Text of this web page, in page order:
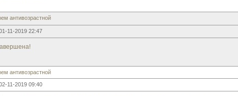
антивозрастной
11-2019 22:47
антивозрастной
11-2019 09:40